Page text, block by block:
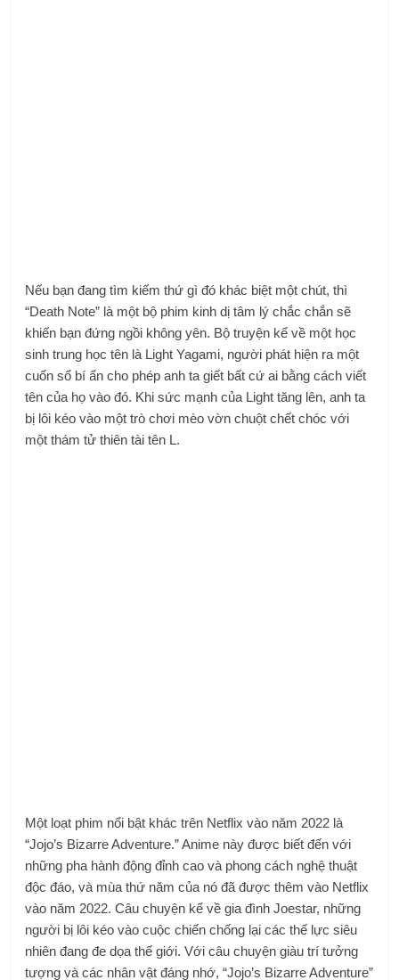
Nếu bạn đang tìm kiếm thứ gì đó khác biệt một chút, thì
“Death Note” là một bộ phim kinh dị tâm lý chắc chắn sẽ
khiến bạn đứng ngồi không yên. Bộ truyện kể về một học
sinh trung học tên là Light Yagami, người phát hiện ra một
cuốn sổ bí ẩn cho phép anh ta giết bất cứ ai bằng cách viết
tên của họ vào đó. Khi sức mạnh của Light tăng lên, anh ta
bị lôi kéo vào một trò chơi mèo vờn chuột chết chóc với
một thám tử thiên tài tên L.
Một loạt phim nổi bật khác trên Netflix vào năm 2022 là
“Jojo’s Bizarre Adventure.” Anime này được biết đến với
những pha hành động đỉnh cao và phong cách nghệ thuật
độc đáo, và mùa thứ năm của nó đã được thêm vào Netflix
vào năm 2022. Câu chuyện kể về gia đình Joestar, những
người bị lôi kéo vào cuộc chiến chống lại các thế lực siêu
nhiên đang đe dọa thế giới. Với câu chuyện giàu trí tưởng
tượng và các nhân vật đáng nhớ, “Jojo’s Bizarre Adventure”